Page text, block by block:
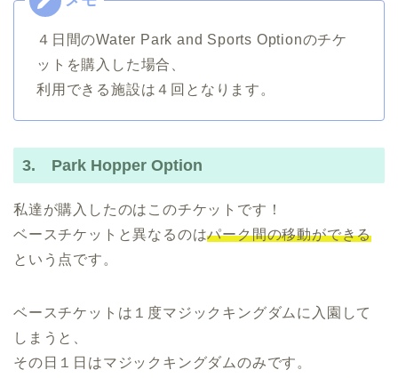
４日間のWater Park and Sports Optionのチケ
ットを購入した場合、
利用できる施設は４回となります。
3. Park Hopper Option
私達が購入したのはこのチケットです！
ベースチケットと異なるのはパーク間の移動ができる
という点です。
ベースチケットは１度マジックキングダムに入園して
しまうと、
その日１日はマジックキングダムのみです。